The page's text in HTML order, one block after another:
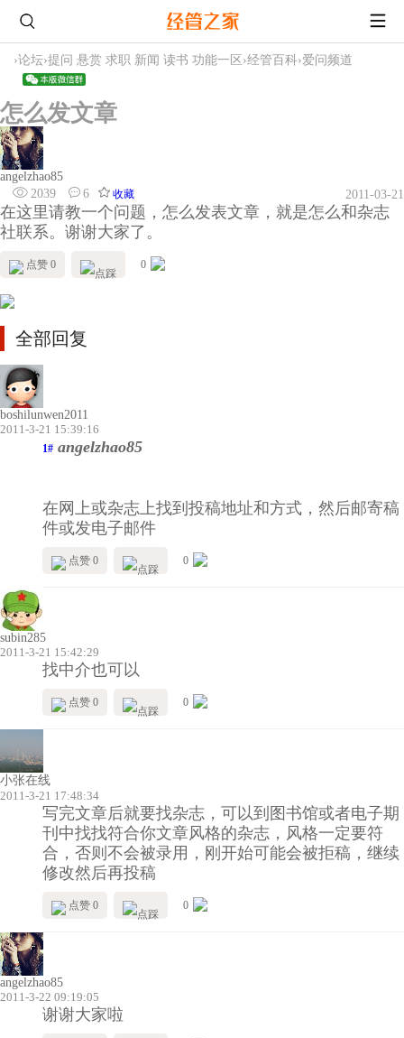
›论坛›提问 悬赏 求职 新闻 读书 功能一区 ›经管百科›爱问频道
怎么发文章
angelzhao85
2039
6 收藏 2011-03-21
在这里请教一个问题，怎么发表文章，就是怎么和杂志
社联系。谢谢大家了。
点赞 0 0
全部回复
boshilunwen2011
2011-3-21 15:39:16
1# angelzhao85
在网上或杂志上找到投稿地址和方式，然后邮寄稿
件或发电子邮件
点赞 0 0
subin285
2011-3-21 15:42:29
找中介也可以
点赞 0 0
小张在线
2011-3-21 17:48:34
写完文章后就要找杂志，可以到图书馆或者电子期
刊中找找符合你文章风格的杂志，风格一定要符
合，否则不会被录用，刚开始可能会被拒稿，继续
修改然后再投稿
点赞 0 0
angelzhao85
2011-3-22 09:19:05
谢谢大家啦